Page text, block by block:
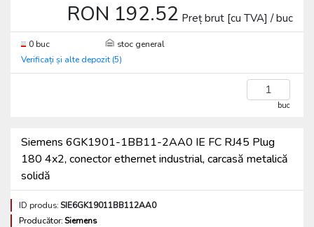
RON 192.52 Preț brut [cu TVA] / buc
0 buc
stoc general
Verificați și alte depozit (5)
buc
Siemens 6GK1901-1BB11-2AA0 IE FC RJ45 Plug
180 4x2, conector ethernet industrial, carcasă metalică
solidă
ID produs:SIE6GK19011BB112AA0
Producător:Siemens